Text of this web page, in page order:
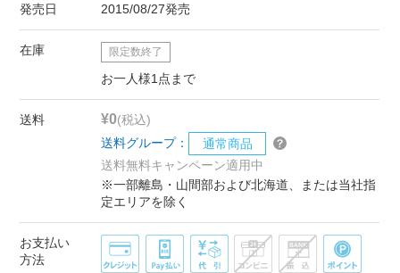
発売日 2015/08/27発売
在庫 限定数終了
お一人様1点まで
送料 ¥0(税込)
送料グループ：
通常商品
送料無料キャンペーン適用中
※一部離島・山間部および北海道、または当社指
定エリアを除く
お支払い
方法